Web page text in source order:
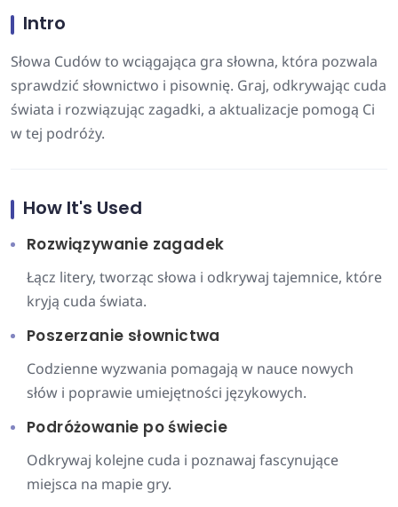
Intro
Słowa Cudów to wciągająca gra słowna, która pozwala
sprawdzić słownictwo i pisownię. Graj, odkrywając cuda
świata i rozwiązując zagadki, a aktualizacje pomogą Ci
w tej podróży.
How It's Used
Rozwiązywanie zagadek
Łącz litery, tworząc słowa i odkrywaj tajemnice, które
kryją cuda świata.
Poszerzanie słownictwa
Codzienne wyzwania pomagają w nauce nowych
słów i poprawie umiejętności językowych.
Podróżowanie po świecie
Odkrywaj kolejne cuda i poznawaj fascynujące
miejsca na mapie gry.